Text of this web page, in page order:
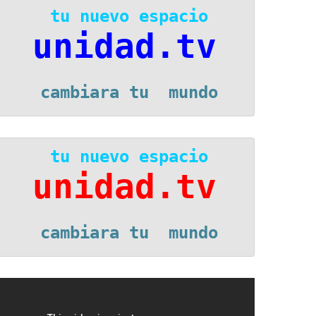
tu nuevo espacio
unidad.tv
cambiara tu  mundo
tu nuevo espacio
unidad.tv
cambiara tu  mundo